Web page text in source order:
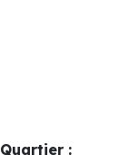
Quartier :